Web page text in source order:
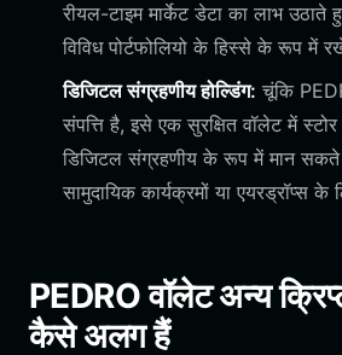
रीयल-टाइम मार्केट डेटा का लाभ
विविध पोर्टफोलियो के हिस्से के रूप में
डिजिटल संग्रहणीय होल्डिंग: चूंकि
संपत्ति है, इसे एक सुरक्षित वॉलेट में
डिजिटल संग्रहणीय के रूप में मान सकते
सामुदायिक कार्यक्रमों या एयरड्रॉप्स के
PEDRO वॉलेट अन्य
कैसे अलग हैं